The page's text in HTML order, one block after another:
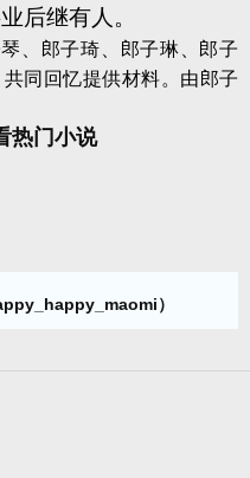
后继有人。
、郎子琦、郎子琳、郎子
同回忆提供材料。由郎子
热门小说
）